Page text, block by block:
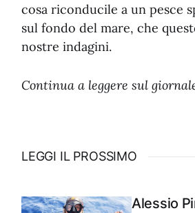
cosa riconducile a un pesce
sul fondo del mare, che
nostre indagini.
Continua a leggere sul
LEGGI IL PROSSIMO
Alessio